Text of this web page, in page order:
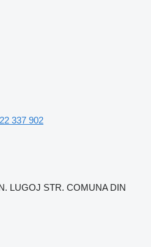
337 902
LUGOJ STR. COMUNA DIN